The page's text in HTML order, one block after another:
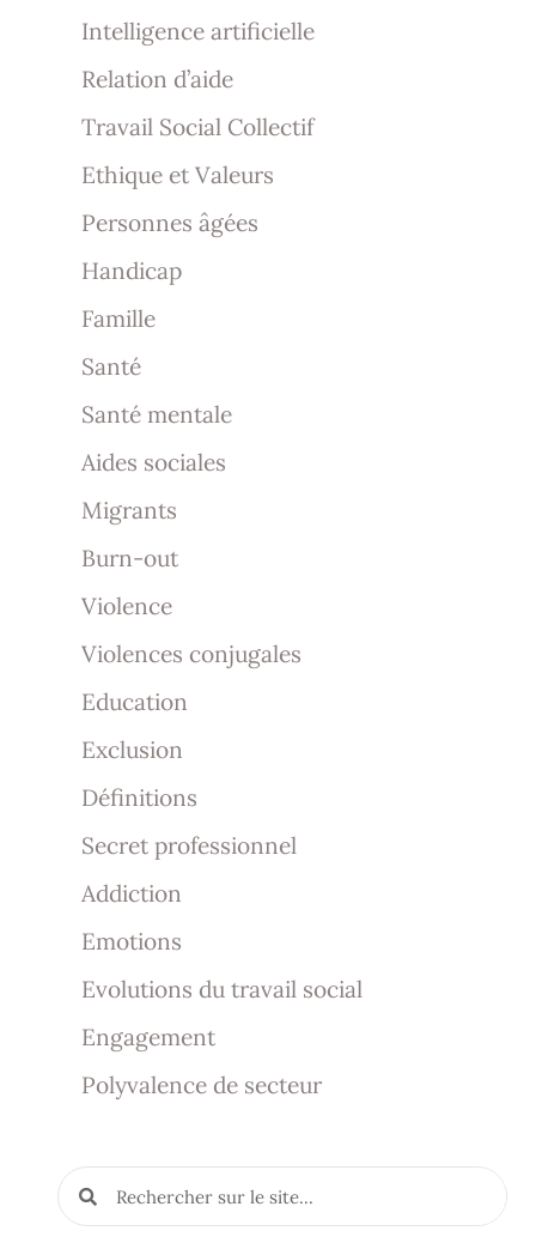
Intelligence artificielle
Relation d’aide
Travail Social Collectif
Ethique et Valeurs
Personnes âgées
Handicap
Famille
Santé
Santé mentale
Aides sociales
Migrants
Burn-out
Violence
Violences conjugales
Education
Exclusion
Définitions
Secret professionnel
Addiction
Emotions
Evolutions du travail social
Engagement
Polyvalence de secteur